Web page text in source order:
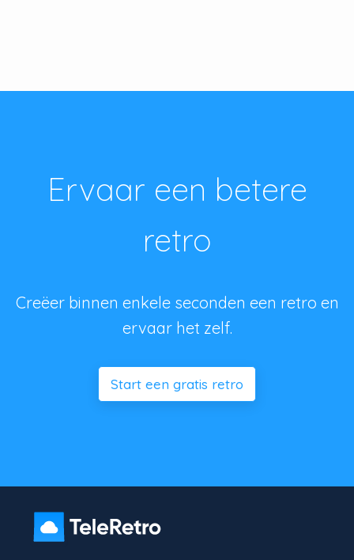
Ervaar een betere
retro
Creëer binnen enkele seconden een retro en
ervaar het zelf.
Start een gratis retro